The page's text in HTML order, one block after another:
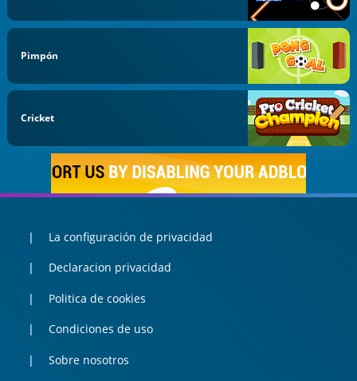
Pimpón
Cricket
La configuración de privacidad
Declaracion privacidad
Politica de cookies
Condiciones de uso
Sobre nosotros